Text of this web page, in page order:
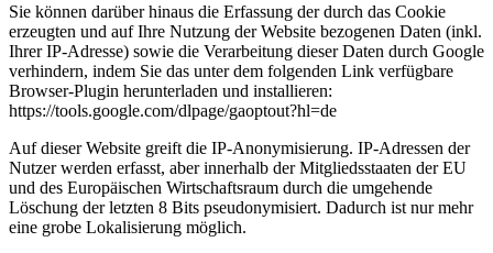
Sie können darüber hinaus die Erfassung der durch das Cookie
erzeugten und auf Ihre Nutzung der Website bezogenen Daten (inkl.
Ihrer IP-Adresse) sowie die Verarbeitung dieser Daten durch Google
verhindern, indem Sie das unter dem folgenden Link verfügbare
Browser-Plugin herunterladen und installieren:
https://tools.google.com/dlpage/gaoptout?hl=de
Auf dieser Website greift die IP-Anonymisierung. IP-Adressen der
Nutzer werden erfasst, aber innerhalb der Mitgliedsstaaten der EU
und des Europäischen Wirtschaftsraum durch die umgehende
Löschung der letzten 8 Bits pseudonymisiert. Dadurch ist nur mehr
eine grobe Lokalisierung möglich.